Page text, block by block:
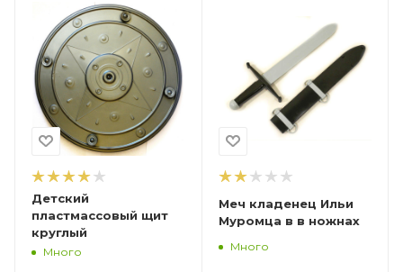
Детский
пластмассовый щит
круглый
Много
Меч кладенец Ильи
Муромца в в ножнах
Много